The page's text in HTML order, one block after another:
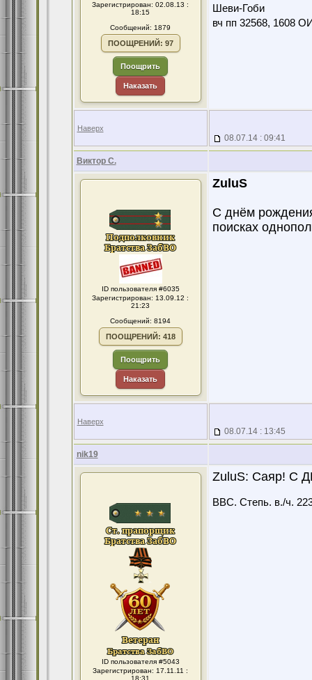
Зарегистрирован: 02.08.13 :
18:15
Сообщений: 1879
ПООЩРЕНИЙ: 97
Поощрить
Наказать
Шеви-Гоби
вч пп 32568, 1608
Наверх
08.07.14 : 09:41
Виктор С.
ID пользователя #6035
Зарегистрирован: 13.09.12 :
21:23
Сообщений: 8194
ПООЩРЕНИЙ: 418
Поощрить
Наказать
ZuluS
С днём
поисках
Наверх
08.07.14 : 13:45
nik19
ID пользователя #5043
Зарегистрирован: 17.11.11 :
18:31
ZuluS: Саяр!
ВВС. Степь. в./ч.